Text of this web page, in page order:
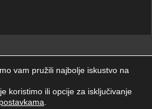
2026. | Sva prava zadržana.
vam pružili najbolje iskustvo na
koristimo ili opcije za isključivanje
postavkama